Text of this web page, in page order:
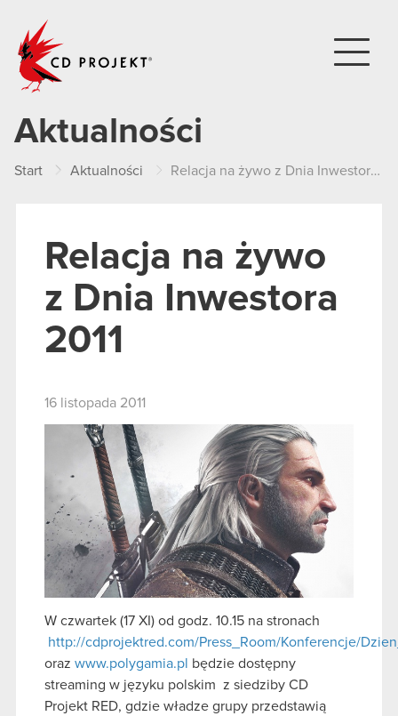
Aktualności
Start Aktualności Relacja na żywo z Dnia Inwestora 2011
Relacja na żywo
z Dnia Inwestora
2011
16 listopada 2011
W czwartek (17 XI) od godz. 10.15 na stronach
http://cdprojektred.com/Press_Room/Konferencje/
oraz www.polygamia.pl będzie dostępny
streaming w języku polskim z siedziby CD
Projekt RED, gdzie władze grupy przedstawią